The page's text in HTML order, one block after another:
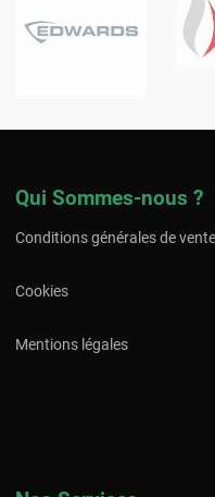
Qui Sommes-nous ?
Conditions générales de
Cookies
Mentions légales